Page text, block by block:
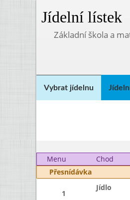
Jídelní lístek
Základní škola a
Vybrat jídelnu
Menu
Chod
Přesnídávka
1
Jídlo